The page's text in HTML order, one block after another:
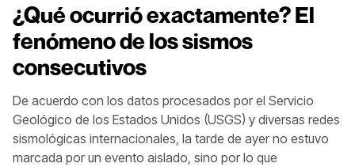
¿Qué ocurrió exactamente? El
fenómeno de los sismos
consecutivos
De acuerdo con los datos procesados por el Servicio
Geológico de los Estados Unidos (USGS) y diversas redes
sismológicas internacionales, la tarde de ayer no estuvo
marcada por un evento aislado, sino por lo que